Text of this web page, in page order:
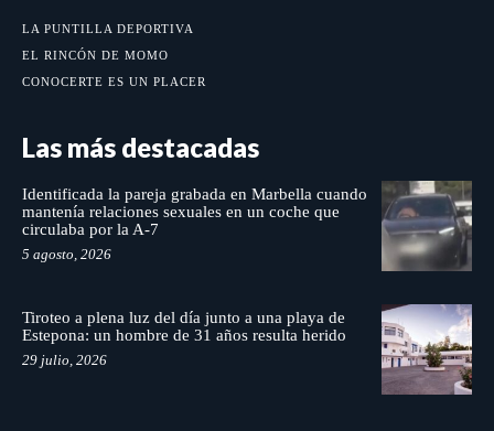
LA PUNTILLA DEPORTIVA
EL RINCÓN DE MOMO
CONOCERTE ES UN PLACER
Las más destacadas
Identificada la pareja grabada en Marbella cuando
mantenía relaciones sexuales en un coche que
circulaba por la A-7
5 agosto, 2026
Tiroteo a plena luz del día junto a una playa de
Estepona: un hombre de 31 años resulta herido
29 julio, 2026